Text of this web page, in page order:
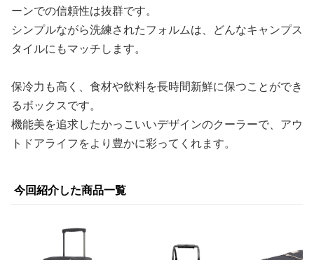
ーンでの信頼性は抜群です。
シンプルながら洗練されたフォルムは、どんなキャンプス
タイルにもマッチします。
保冷力も高く、食材や飲料を長時間新鮮に保つことができ
るボックスです。
機能美を追求したかっこいいデザインのクーラーで、アウ
トドアライフをより豊かに彩ってくれます。
今回紹介した商品一覧